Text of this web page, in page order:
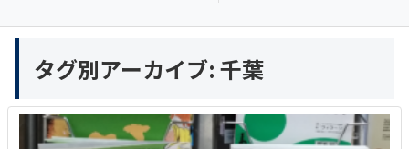
タグ別アーカイブ: 千葉